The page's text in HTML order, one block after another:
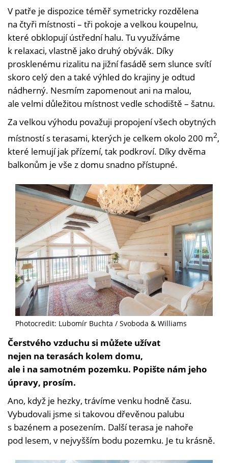
V patře je dispozice téměř symetricky rozdělena
na čtyři místnosti – tři pokoje a velkou koupelnu,
které obklopují ústřední halu. Tu využíváme
k relaxaci, vlastně jako druhý obývák. Díky
prosklenému rizalitu na jižní fasádě sem slunce svítí
skoro celý den a také výhled do krajiny je odtud
nádherný. Nesmím zapomenout ani na malou,
ale velmi důležitou místnost vedle schodiště – šatnu.
Za velkou výhodu považuji propojení všech obytných
místností s terasami, kterých je celkem okolo 200 m2,
které lemují jak přízemí, tak podkroví. Díky dvěma
balkonům je vše z domu snadno přístupné.
Photocredit: Lubomír Buchta / Svoboda & Williams
Čerstvého vzduchu si můžete užívat
nejen na terasách kolem domu,
ale i na samotném pozemku. Popište nám jeho
úpravy, prosím.
Ano, když je hezky, trávíme venku hodně času.
Vybudovali jsme si takovou dřevěnou palubu
s bazénem a posezením. Další terasa je nahoře
pod lesem, v nejvyšším bodu pozemku. Je tu krásně.